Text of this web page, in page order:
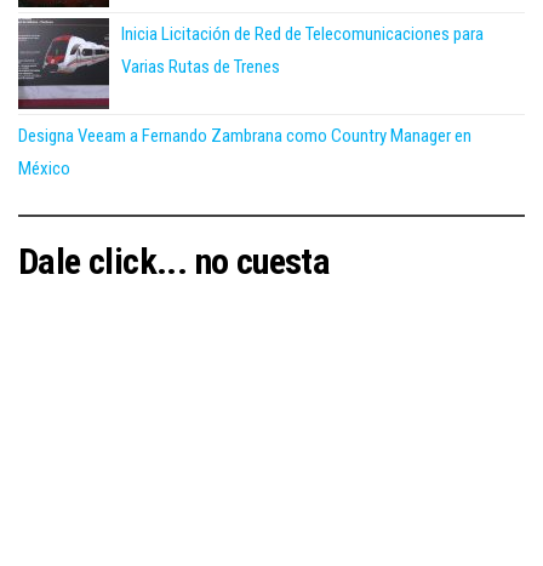
Inicia Licitación de Red de Telecomunicaciones para
Varias Rutas de Trenes
Designa Veeam a Fernando Zambrana como Country Manager en
México
Dale click... no cuesta